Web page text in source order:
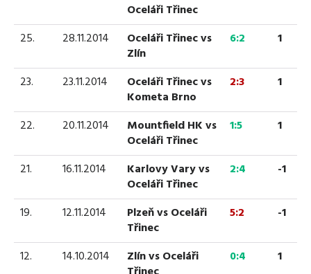
Oceláři Třinec
25. 28.11.2014
Oceláři Třinec vs
Zlín
6:2 1
23. 23.11.2014
Oceláři Třinec vs
Kometa Brno
2:3 1
22. 20.11.2014
Mountfield HK vs
Oceláři Třinec
1:5 1
21. 16.11.2014
Karlovy Vary vs
Oceláři Třinec
2:4 -1
19. 12.11.2014
Plzeň vs Oceláři
Třinec
5:2 -1
12. 14.10.2014
Zlín vs Oceláři
0:4 1